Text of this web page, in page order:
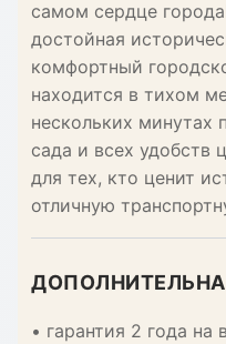
самом сердце
достойная
комфортный
находится в тихом
нескольких минутах
сада и всех удобств
для тех, кто ценит
отличную
• гарантия 2 года